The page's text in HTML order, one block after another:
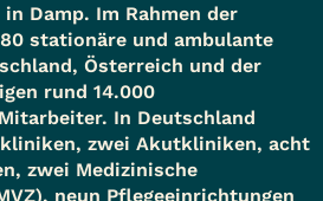
Damp. Im Rahmen der
stationäre und ambulante
Österreich und der
rund 14.000
In Deutschland
zwei Akutkliniken, acht
zwei Medizinische
neun Pflegeeinrichtungen